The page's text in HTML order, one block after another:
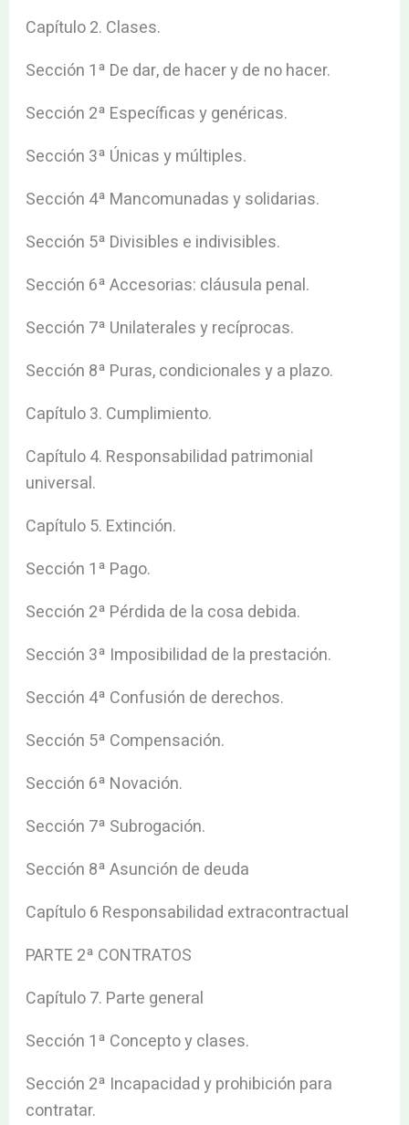
Capítulo 2. Clases.
Sección 1ª De dar, de hacer y de no hacer.
Sección 2ª Específicas y genéricas.
Sección 3ª Únicas y múltiples.
Sección 4ª Mancomunadas y solidarias.
Sección 5ª Divisibles e indivisibles.
Sección 6ª Accesorias: cláusula penal.
Sección 7ª Unilaterales y recíprocas.
Sección 8ª Puras, condicionales y a plazo.
Capítulo 3. Cumplimiento.
Capítulo 4. Responsabilidad patrimonial
universal.
Capítulo 5. Extinción.
Sección 1ª Pago.
Sección 2ª Pérdida de la cosa debida.
Sección 3ª Imposibilidad de la prestación.
Sección 4ª Confusión de derechos.
Sección 5ª Compensación.
Sección 6ª Novación.
Sección 7ª Subrogación.
Sección 8ª Asunción de deuda
Capítulo 6 Responsabilidad extracontractual
PARTE 2ª CONTRATOS
Capítulo 7. Parte general
Sección 1ª Concepto y clases.
Sección 2ª Incapacidad y prohibición para
contratar.